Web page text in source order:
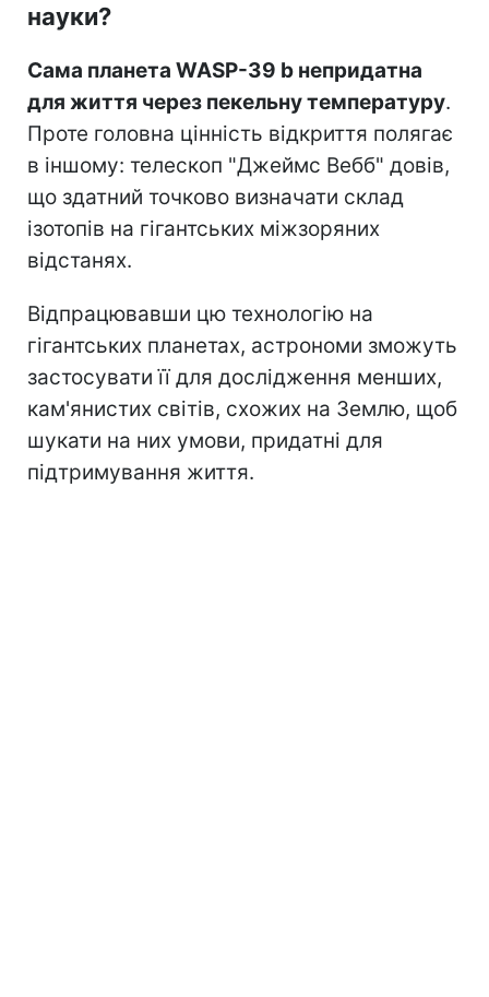
науки?
Сама планета WASP-39 b непридатна
для життя через пекельну температуру.
Проте головна цінність відкриття полягає
в іншому: телескоп "Джеймс Вебб" довів,
що здатний точково визначати склад
ізотопів на гігантських міжзоряних
відстанях.
Відпрацювавши цю технологію на
гігантських планетах, астрономи зможуть
застосувати її для дослідження менших,
кам'янистих світів, схожих на Землю, щоб
шукати на них умови, придатні для
підтримування життя.